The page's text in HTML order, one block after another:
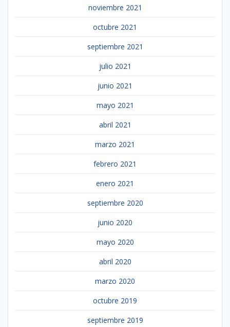
noviembre 2021
octubre 2021
septiembre 2021
julio 2021
junio 2021
mayo 2021
abril 2021
marzo 2021
febrero 2021
enero 2021
septiembre 2020
junio 2020
mayo 2020
abril 2020
marzo 2020
octubre 2019
septiembre 2019